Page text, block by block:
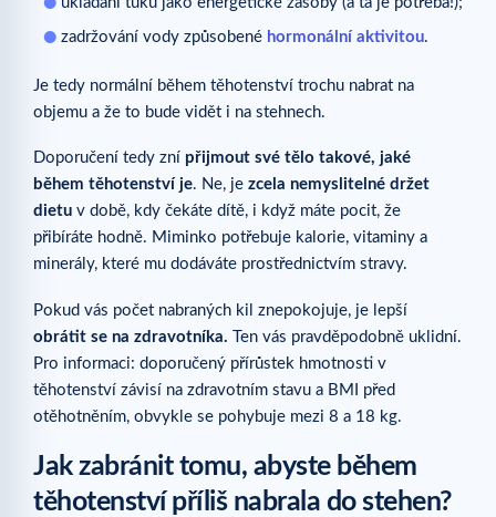
zadržování vody způsobené hormonální aktivitou.
Je tedy normální během těhotenství trochu nabrat na
objemu a že to bude vidět i na stehnech.
Doporučení tedy zní přijmout své tělo takové, jaké
během těhotenství je. Ne, je zcela nemyslitelné držet
dietu v době, kdy čekáte dítě, i když máte pocit, že
přibíráte hodně. Miminko potřebuje kalorie, vitaminy a
minerály, které mu dodáváte prostřednictvím stravy.
Pokud vás počet nabraných kil znepokojuje, je lepší
obrátit se na zdravotníka. Ten vás pravděpodobně uklidní.
Pro informaci: doporučený přírůstek hmotnosti v
těhotenství závisí na zdravotním stavu a BMI před
otěhotněním, obvykle se pohybuje mezi 8 a 18 kg.
Jak zabránit tomu, abyste během
těhotenství příliš nabrala do stehen?